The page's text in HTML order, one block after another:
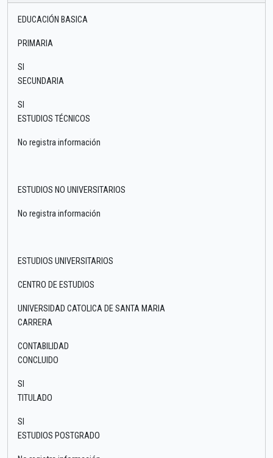
EDUCACIÓN BASICA
PRIMARIA
SI
SECUNDARIA
SI
ESTUDIOS TÉCNICOS
No registra información
ESTUDIOS NO UNIVERSITARIOS
No registra información
ESTUDIOS UNIVERSITARIOS
CENTRO DE ESTUDIOS
UNIVERSIDAD CATOLICA DE SANTA MARIA
CARRERA
CONTABILIDAD
CONCLUIDO
SI
TITULADO
SI
ESTUDIOS POSTGRADO